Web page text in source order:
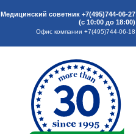
Медицинский советник +7(495)744-06-27
(с 10:00 до 18:00)
Офис компании +7(495)744-06-18